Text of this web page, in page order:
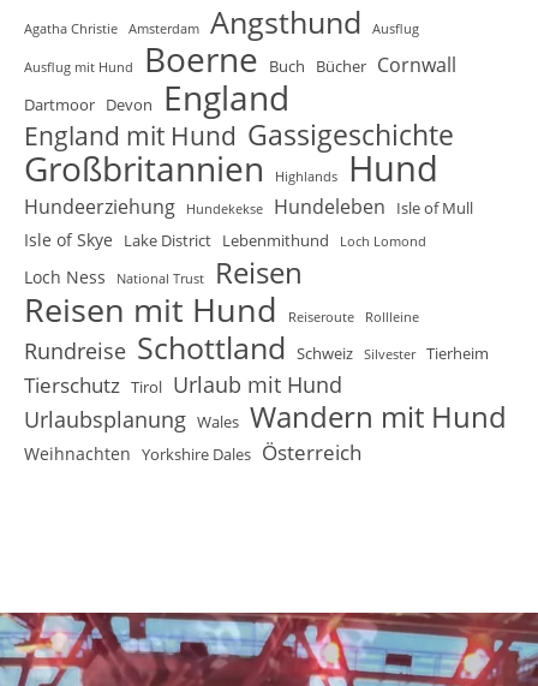
Agatha Christie Amsterdam Angsthund Ausflug
Ausflug mit Hund Boerne Buch Bücher Cornwall
Dartmoor Devon England
England mit Hund Gassigeschichte
Großbritannien Highlands Hund
Hundeerziehung Hundekekse Hundeleben Isle of Mull
Isle of Skye Lake District Lebenmithund Loch Lomond
Loch Ness National Trust Reisen
Reisen mit Hund Reiseroute Rollleine
Rundreise Schottland Schweiz Silvester Tierheim
Tierschutz Tirol Urlaub mit Hund
Urlaubsplanung Wales Wandern mit Hund
Weihnachten Yorkshire Dales Österreich